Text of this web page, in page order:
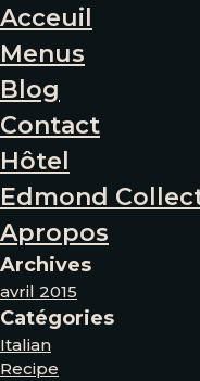
Acceuil
Menus
Blog
Contact
Hôtel
Edmond
Apropos
Archives
avril 2015
Catégories
Italian
Recipe